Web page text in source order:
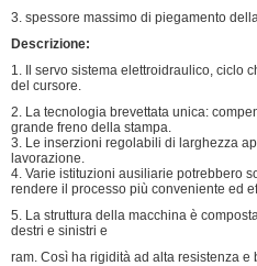
3. spessore massimo di piegamento
Descrizione:
1. Il servo sistema elettroidraulico, ciclo
del cursore.
2. La tecnologia brevettata unica:
grande freno della stampa.
3. Le inserzioni regolabili di larghezza
lavorazione.
4. Varie istituzioni ausiliarie potrebbero
rendere il processo più conveniente ed
5. La struttura della macchina è
destri e sinistri e
ram. Così ha rigidità ad alta resistenza